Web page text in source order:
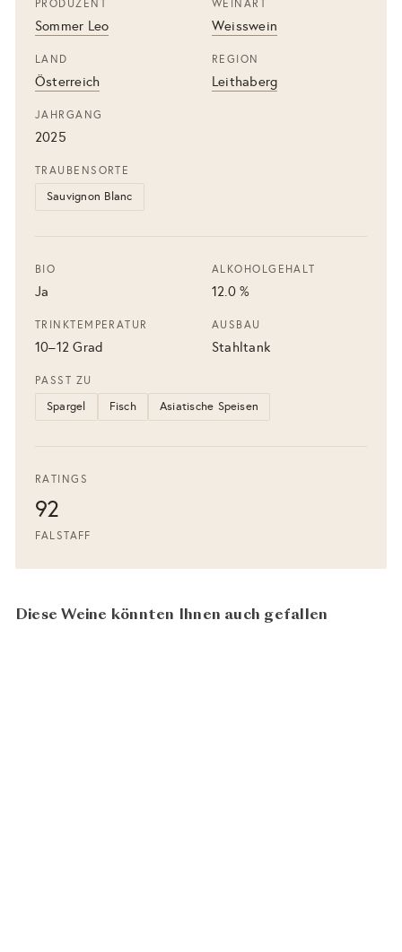
PRODUZENT
Sommer Leo
WEINART
Weisswein
LAND
Österreich
REGION
Leithaberg
JAHRGANG
2025
TRAUBENSORTE
Sauvignon Blanc
BIO
Ja
ALKOHOLGEHALT
12.0 %
TRINKTEMPERATUR
10–12 Grad
AUSBAU
Stahltank
PASST ZU
Spargel Fisch Asiatische Speisen
RATINGS
92
FALSTAFF
Diese Weine könnten Ihnen auch gefallen